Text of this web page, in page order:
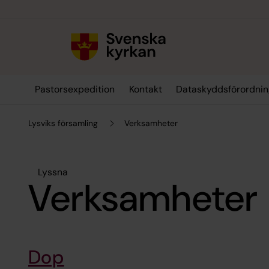
Pastorsexpedition Kontakt
Lysviks församling Verksamheter
Lyssna
Verksamheter
Dop